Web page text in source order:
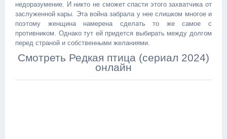
недоразумение. И никто не сможет спасти этого захватчика от
заслуженной кары. Эта война забрала у нее слишком многое и
поэтому женщина намерена сделать то же самое с
противником. Однако тут ей придется выбирать между долгом
перед страной и собственными желаниями.
Смотреть Редкая птица (сериал 2024)
онлайн